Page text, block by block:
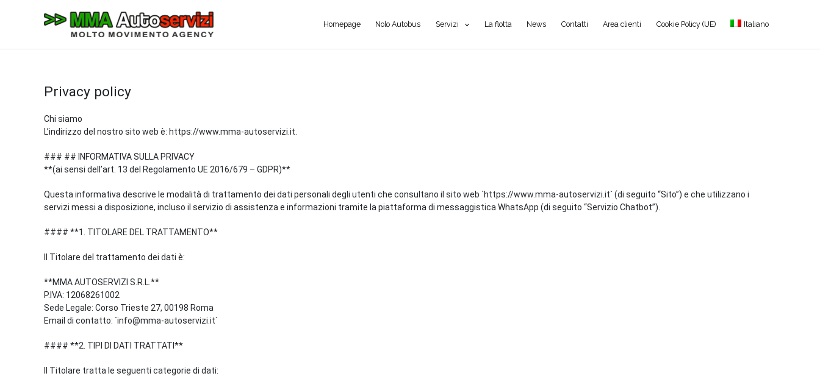
Homepage Nolo Autobus Servizi La flotta News Contatti Area clienti Cookie Policy (UE) Italiano
Privacy policy
Chi siamo
L’indirizzo del nostro sito web è: https://www.mma-autoservizi.it.
### ## INFORMATIVA SULLA PRIVACY
**(ai sensi dell’art. 13 del Regolamento UE 2016/679 – GDPR)**
Questa informativa descrive le modalità di trattamento dei dati personali degli utenti che consultano il sito web `https://www.mma-autoservizi.it` (di seguito “Sito”) e che utilizzano i
servizi messi a disposizione, incluso il servizio di assistenza e informazioni tramite la piattaforma di messaggistica WhatsApp (di seguito “Servizio Chatbot”).
#### **1. TITOLARE DEL TRATTAMENTO**
Il Titolare del trattamento dei dati è:
**MMA AUTOSERVIZI S.R.L.**
P.IVA: 12068261002
Sede Legale: Corso Trieste 27, 00198 Roma
Email di contatto: `info@mma-autoservizi.it`
#### **2. TIPI DI DATI TRATTATI**
Il Titolare tratta le seguenti categorie di dati: